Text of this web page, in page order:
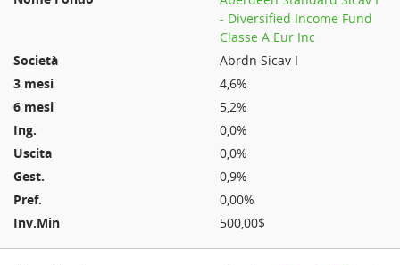
- Diversified Income Fund
Classe A Eur Inc
Abrdn Sicav I
4,6%
5,2%
0,0%
0,0%
0,9%
0,00%
500,00$